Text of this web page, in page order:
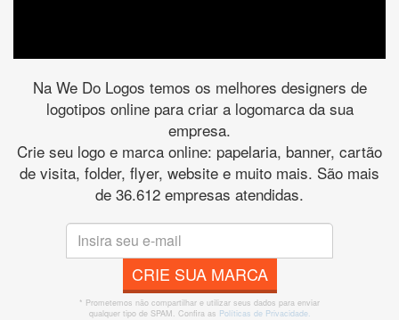
Na We Do Logos temos os melhores designers de
logotipos online para criar a logomarca da sua
empresa.
Crie seu logo e marca online: papelaria, banner, cartão
de visita, folder, flyer, website e muito mais. São mais
de 36.612 empresas atendidas.
CRIE SUA MARCA
* Prometemos não compartilhar e utilizar seus dados para enviar
qualquer tipo de SPAM. Confira as Políticas de Privacidade.